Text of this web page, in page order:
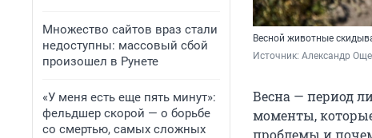
Множество сайтов враз стали
недоступны: массовый сбой
произошел в Рунете
«У меня есть еще пять минут»:
фельдшер скорой — о борьбе
со смертью, самых сложных
Весной животные
Источник: Александр
Весна — период
моменты,
проблемы и